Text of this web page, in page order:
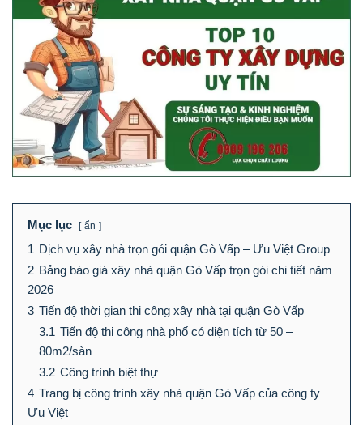
Mục lục ẩn
1 Dịch vụ xây nhà trọn gói quận Gò Vấp – Ưu Việt Group
2 Bảng báo giá xây nhà quận Gò Vấp trọn gói chi tiết năm
2026
3 Tiến độ thời gian thi công xây nhà tại quận Gò Vấp
3.1 Tiến độ thi công nhà phố có diện tích từ 50 –
80m2/sàn
3.2 Công trình biệt thự
4 Trang bị công trình xây nhà quận Gò Vấp của công ty
Ưu Việt